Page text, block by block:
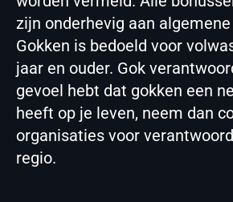
zijn onderhevig aan
Gokken is bedoeld voor
jaar en ouder. Gok
gevoel hebt dat gokken een
heeft op je leven, neem dan
organisaties voor
regio.